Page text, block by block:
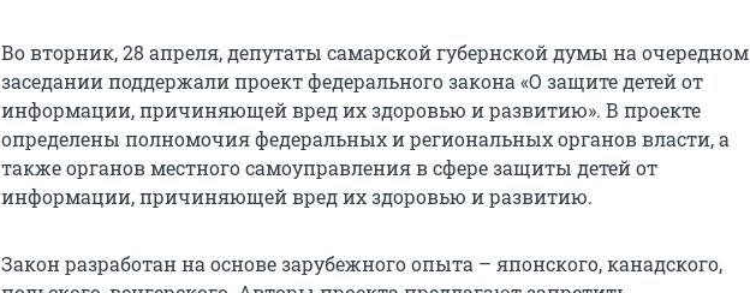
Во вторник, 28 апреля, депутаты самарской губернской думы на очередном
заседании поддержали проект федерального закона «О защите детей от
информации, причиняющей вред их здоровью и развитию». В проекте
определены полномочия федеральных и региональных органов власти, а
также органов местного самоуправления в сфере защиты детей от
информации, причиняющей вред их здоровью и развитию.
Закон разработан на основе зарубежного опыта – японского, канадского,